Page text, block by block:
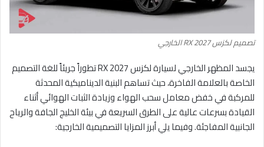
تصميم لكزس RX 2027 الخارجي
يجسد المظهر الخارجي لسيارة لكزس RX 2027 تطوراً جريئاً للغة التصميم
الخاصة بالعلامة الفاخرة، حيث تساهم البنية الديناميكية المحدثة
للمركبة في خفض معامل سحب الهواء وزيادة الثبات الهوائي أثناء
القيادة بسرعات عالية على الطرق السريعة في بيئة الخليج الجافة والرياح
الجانبية المفاجئة. وفيما يلي أبرز المزايا التصميمية الخارجية: